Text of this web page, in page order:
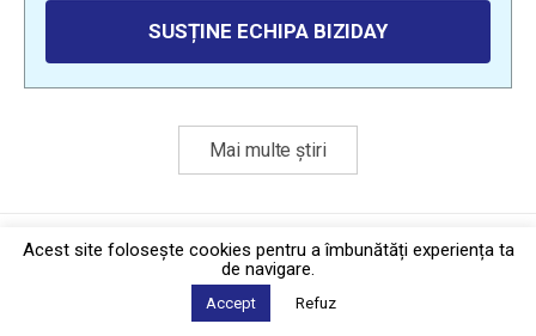
SUSȚINE ECHIPA BIZIDAY
Mai multe știri
Politica de confidențialitate·Contact
2026 © Biziday
Acest site foloseşte cookies pentru a îmbunătăți experiența ta
de navigare.
Accept Refuz